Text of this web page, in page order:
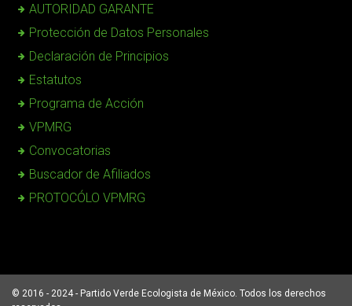
AUTORIDAD GARANTE
Protección de Datos Personales
Declaración de Principios
Estatutos
Programa de Acción
VPMRG
Convocatorias
Buscador de Afiliados
PROTOCÓLO VPMRG
© 2016 - 2024 - Partido Verde Ecologista de México. Todos los derechos